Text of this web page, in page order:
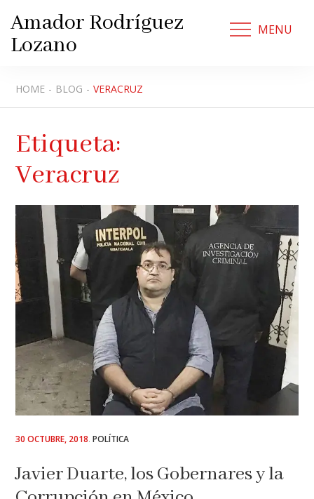
content
Amador Rodríguez
Lozano
MENU
HOME BLOG VERACRUZ
Etiqueta:
Veracruz
POSTED
30 OCTUBRE, 2018 POLÍTICA
Javier Duarte, los Gobernares y la